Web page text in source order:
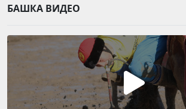
БАШКА ВИДЕО